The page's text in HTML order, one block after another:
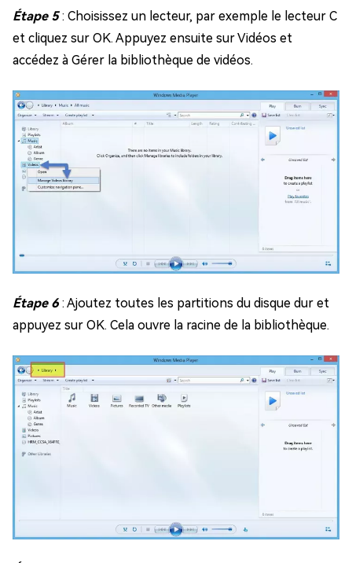
Étape 5: Choisissez un lecteur, par exemple le lecteur C
et cliquez sur OK. Appuyez ensuite sur Vidéos et
accédez à Gérer la bibliothèque de vidéos.
Étape 6 : Ajoutez toutes les partitions du disque dur et
appuyez sur OK. Cela ouvre la racine de la bibliothèque.